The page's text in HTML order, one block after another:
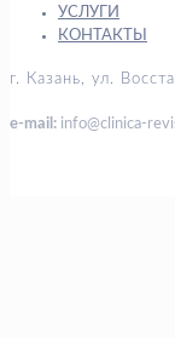
УСЛУГИ
КОНТАКТЫ
г. Казань, ул.
e-mail: info@clinica-